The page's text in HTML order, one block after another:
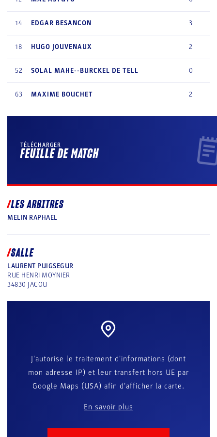
14 EDGAR BESANCON 3
18 HUGO JOUVENAUX 2
52 SOLAL MAHE--BURCKEL DE TELL 0
63 MAXIME BOUCHET 2
TÉLÉCHARGER
FEUILLE DE MATCH
LES ARBITRES
MELIN RAPHAEL
SALLE
LAURENT PUIGSEGUR
RUE HENRI MOYNIER
34830 JACOU
J'autorise le traitement d'informations (dont
mon adresse IP) et leur transfert hors UE par
Google Maps (USA) afin d'afficher la carte.
En savoir plus